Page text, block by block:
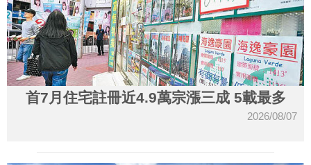
首7月住宅註冊近4.9萬宗漲三成 5載最多
2026/08/07